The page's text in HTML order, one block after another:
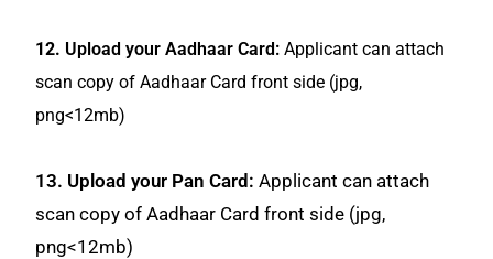
12. Upload your Aadhaar Card: Applicant can attach
scan copy of Aadhaar Card front side (jpg,
png<12mb)
13. Upload your Pan Card:Applicant can attach
scan copy of Aadhaar Card front side (jpg,
png<12mb)